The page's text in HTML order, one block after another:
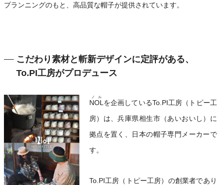
プランニングのもと、高品質な帽子が提供されています。
こだわり素材と斬新デザインに定評がある、
To.PI工房がプロデュース
NOL
ノル
を企画しているTo.PI工房（トピー工
房）は、兵庫県相生市（あいおいし）に
拠点を置く、日本の帽子専門メーカーで
す。
To.PI工房（トピー工房）の創業者であり